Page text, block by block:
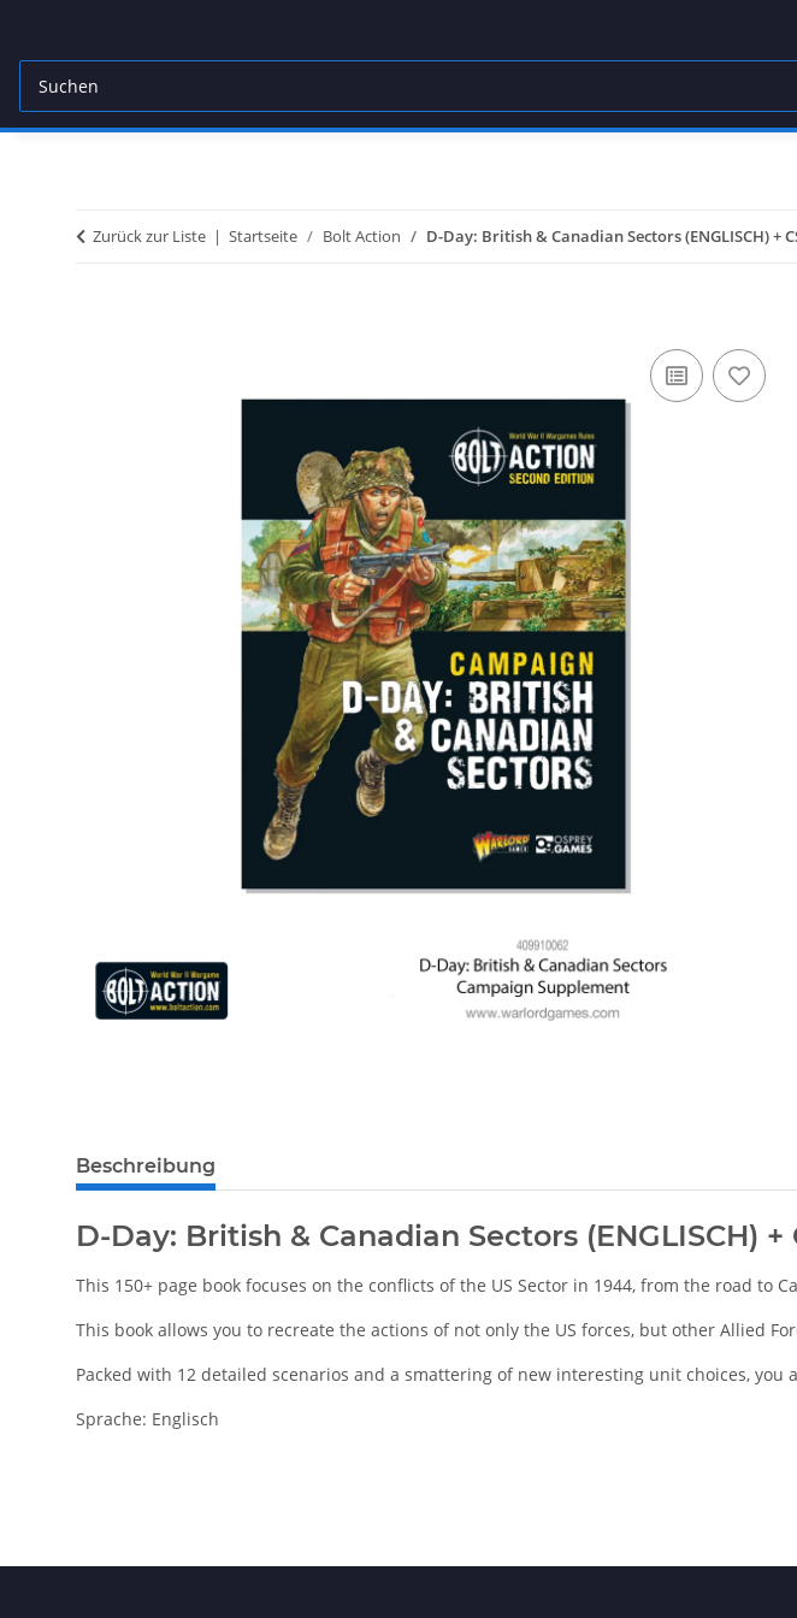
Zurück zur Liste Startseite Bolt Action D-Day: British & Canadian Sectors (ENGLISCH) +
Beschreibung
D-Day: British & Canadian Sectors (ENGLISCH)
This 150+ page book focuses on the conflicts of the US Sector in 1944, from the road to
This book allows you to recreate the actions of not only the US forces, but other Allied
Packed with 12 detailed scenarios and a smattering of new interesting unit choices,
Sprache: Englisch